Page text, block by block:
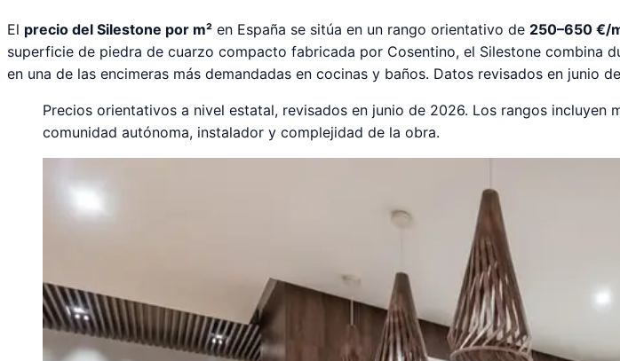
El precio del Silestone por m² en España se sitúa en un rango orientativo de 250–650 €/
superficie de piedra de cuarzo compacto fabricada por Cosentino, el Silestone combina
en una de las encimeras más demandadas en cocinas y baños. Datos revisados en junio
Precios orientativos a nivel estatal, revisados en junio de 2026. Los rangos
comunidad autónoma, instalador y complejidad de la obra.